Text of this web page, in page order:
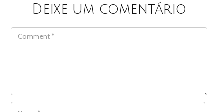
Deixe um comentário
COMMENT
NAME